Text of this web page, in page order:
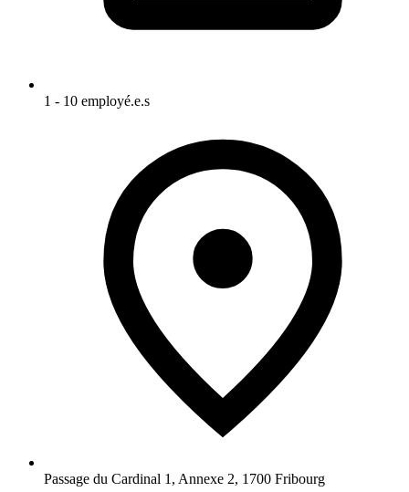
1 - 10 employé.e.s
Passage du Cardinal 1, Annexe 2, 1700 Fribourg